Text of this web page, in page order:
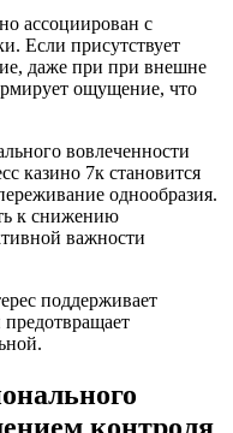
ассоциирован с
Если присутствует
даже при при внешне
ощущение, что
вовлеченности
казино 7к становится
однообразия.
к снижению
важности
поддерживает
контроля